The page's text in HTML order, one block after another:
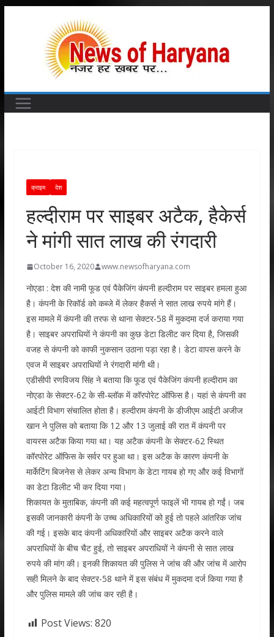
क्राइम देश
हल्दीराम पर साइबर अटैक, हैकेर्स
ने मांगी सात लाख की रंगदारी
October 16, 2020 www.newsofharyana.com
नोएडा : देश की नामी फूड एवं पैकेजिंग कंपनी हल्दीराम पर साइबर हमला हुआ
है। कंपनी के रिकॉर्ड को कब्जे में लेकर हैकर्स ने सात लाख रुपये मांगे हैं।
इस मामले में कंपनी की तरफ से थाना सेक्टर-58 में मुकदमा दर्ज कराया गया
है। साइबर अपराधियों ने कंपनी का कुछ डेटा डिलीट कर दिया है, जिसकी
वजह से कंपनी को काफी नुकसान उठाना पड़ा रहा है। डेटा वापस करने के
एवज में साइबर अपराधियों ने रंगदारी मांगी थी।
एडीसीपी रणविजय सिंह ने बताया कि फूड एवं पैकेजिंग कंपनी हल्दीराम का
नोएडा के सेक्टर-62 के सी-ब्लॉक में कॉरपोरेट ऑफिस है। यहां से कंपनी का
आईटी विभाग संचालित होता है। हल्दीराम कंपनी के डीजीएम आईटी अजीज
खान ने पुलिस को बताया कि 12 और 13 जुलाई की रात में कंपनी पर
वायरस अटैक किया गया था। यह अटैक कंपनी के सेक्टर-62 स्थित
कॉरपोरेट ऑफिस के सर्वर पर हुआ था। इस अटैक के कारण कंपनी के
मार्केटिंग बिजनेस से लेकर अन्य विभाग के डेटा गायब हो गए और कई विभागों
का डेटा डिलीट भी कर दिया गया।
शिकायत के मुताबिक, कंपनी की कई महत्वपूर्ण फाइलें भी गायब हो गईं। जब
इसकी जानकारी कंपनी के उच्च अधिकारियों को हुई तो पहले आंतरिक जांच
की गई। इसके बाद कंपनी अधिकारियों और साइबर अटैक करने वाले
अपराधियों के बीच चैट हुई, तो साइबर अपराधियों ने कंपनी से सात लाख
रुपये की मांग की। इनकी शिकायत की पुलिस ने जांच की और जांच में आरोप
सही मिलने के बाद सेक्टर-58 थाने में इस संबंध में मुकदमा दर्ज किया गया है
और पुलिस मामले की जांच कर रही है।
Post Views: 820